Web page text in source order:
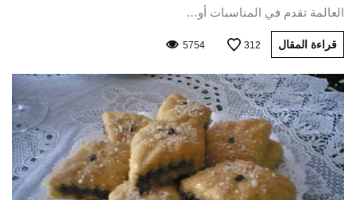
العالمة تقدم في المناسبات أو…
قراءة المقال 312
5754